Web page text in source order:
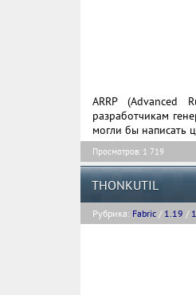
ARRP (Advanced
разработчикам
могли бы написать
Просмотров: 1 719
THONKUTIL
Рубрика: Fabric / 1.19 /